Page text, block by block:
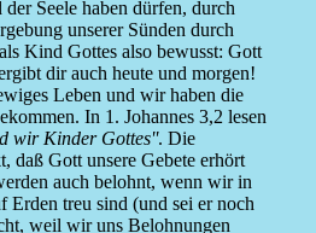
Seele haben dürfen, durch
unserer Sünden durch
Kind Gottes also bewusst: Gott
dir auch heute und morgen!
Leben und wir haben die
In 1. Johannes 3,2 lesen
wir Kinder Gottes''. Die
daß Gott unsere Gebete erhört
auch belohnt, wenn wir in
Erden treu sind (und sei er noch
weil wir uns Belohnungen